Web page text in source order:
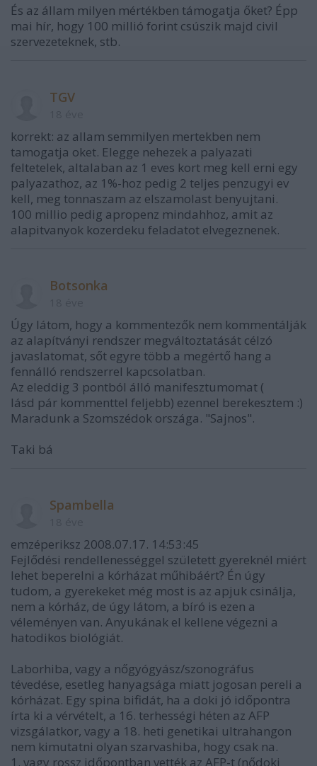
És az állam milyen mértékben támogatja őket? Épp
mai hír, hogy 100 millió forint csúszik majd civil
szervezeteknek, stb.
TGV
korrekt: az allam semmilyen mertekben nem
tamogatja oket. Elegge nehezek a palyazati
feltetelek, altalaban az 1 eves kort meg kell erni egy
palyazathoz, az 1%-hoz pedig 2 teljes penzugyi ev
kell, meg tonnaszam az elszamolast benyujtani.
100 millio pedig apropenz mindahhoz, amit az
alapitvanyok kozerdeku feladatot elvegeznenek.
Botsonka
Úgy látom, hogy a kommentezők nem kommentálják
az alapítványi rendszer megváltoztatását célzó
javaslatomat, sőt egyre több a megértő hang a
fennálló rendszerrel kapcsolatban.
Az eleddig 3 pontból álló manifesztumomat (
lásd pár kommenttel feljebb) ezennel berekesztem :)
Maradunk a Szomszédok országa. "Sajnos".
Taki bá
Spambella
emzéperiksz 2008.07.17. 14:53:45
Fejlődési rendellenességgel született gyereknél miért
lehet beperelni a kórházat műhibáért? Én úgy
tudom, a gyerekeket még most is az apjuk csinálja,
nem a kórház, de úgy látom, a bíró is ezen a
véleményen van. Anyukának el kellene végezni a
hatodikos biológiát.
Laborhiba, vagy a nőgyógyász/szonográfus
tévedése, esetleg hanyagsága miatt jogosan pereli a
kórházat. Egy spina bifidát, ha a doki jó időpontra
írta ki a vérvételt, a 16. terhességi héten az AFP
vizsgálatkor, vagy a 18. heti genetikai ultrahangon
nem kimutatni olyan szarvashiba, hogy csak na.
1. vagy rossz időpontban vették az AFP-t (nődoki